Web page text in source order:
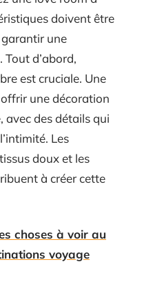
doivent être
une
d’abord,
est cruciale. Une
une décoration
avec des détails qui
Les
doux et les
à créer cette
choses à voir au
voyage